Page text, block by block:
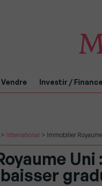
Investir /
> International > Immobilier